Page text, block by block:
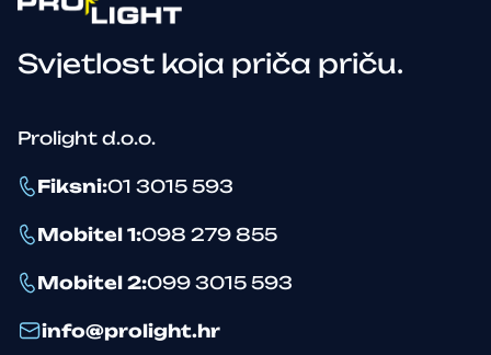
Svjetlost koja priča priču.
Prolight d.o.o.
Fiksni:01 3015 593
Mobitel 1:098 279 855
Mobitel 2:099 3015 593
info@prolight.hr